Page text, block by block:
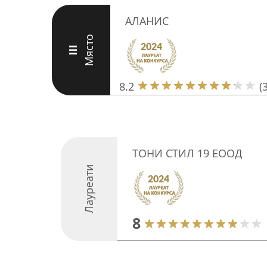
III Място
АЛАНИС
8.2
Лауреати
ТОНИ СТИЛ 19 ЕООД
8